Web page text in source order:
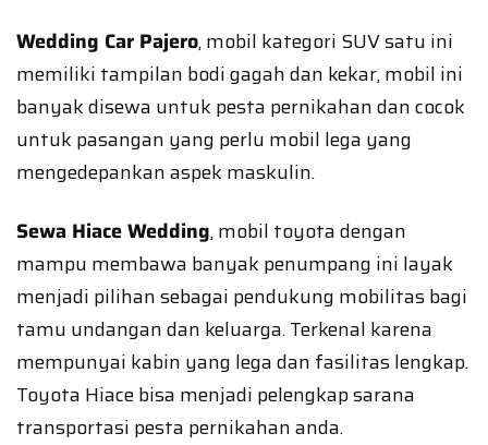
Wedding Car Pajero, mobil kategori SUV satu ini
memiliki tampilan bodi gagah dan kekar, mobil ini
banyak disewa untuk pesta pernikahan dan cocok
untuk pasangan yang perlu mobil lega yang
mengedepankan aspek maskulin.
Sewa Hiace Wedding, mobil toyota dengan
mampu membawa banyak penumpang ini layak
menjadi pilihan sebagai pendukung mobilitas bagi
tamu undangan dan keluarga. Terkenal karena
mempunyai kabin yang lega dan fasilitas lengkap.
Toyota Hiace bisa menjadi pelengkap sarana
transportasi pesta pernikahan anda.